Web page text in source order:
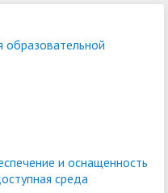
образовательной
и оснащенность
среда